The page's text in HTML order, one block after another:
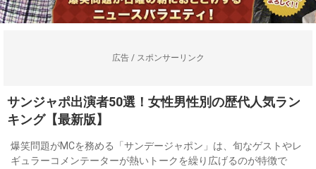
広告 / スポンサーリンク
サンジャポ出演者50選！女性男性別の歴代人気ラン
キング【最新版】
爆笑問題がMCを務める「サンデージャポン」は、旬なゲストやレ
ギュラーコメンテーターが熱いトークを繰り広げるのが特徴で